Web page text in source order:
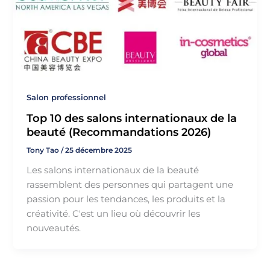
Salon professionnel
Top 10 des salons internationaux de la
beauté (Recommandations 2026)
Tony Tao/25 décembre 2025
Les salons internationaux de la beauté
rassemblent des personnes qui partagent une
passion pour les tendances, les produits et la
créativité. C'est un lieu où découvrir les
nouveautés.